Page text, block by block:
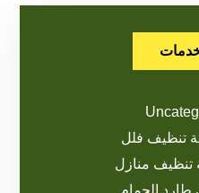
تنظيف فلل
منازل